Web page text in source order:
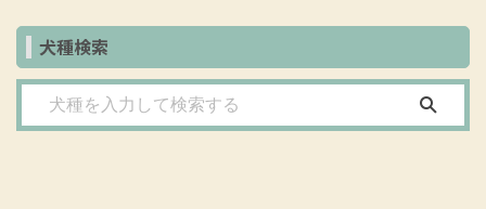
犬種検索